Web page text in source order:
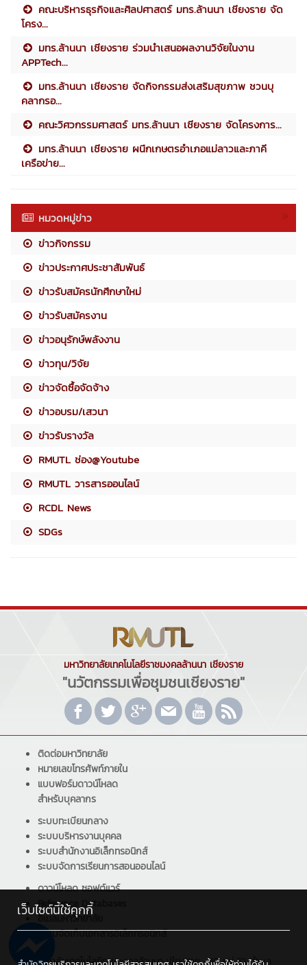
คณะบริหารธุรกิจและศิลปศาสตร์ มทร.ล้านนา เชียงราย จัด
โครง...
มทร.ล้านนา เชียงราย ร่วมนำเสนอผลงานวิจัยในงาน
APPTech...
มทร.ล้านนา เชียงราย จัดกิจกรรมส่งเสริมสุขภาพ ชวนบุ
คลากรอ...
คณะวิศวกรรมศาสตร์ มทร.ล้านนา เชียงราย จัดโครงการ...
มทร.ล้านนา เชียงราย ผนึกเกษตรอำเภอแม่ลาวและภาคี
เครือข่าย...
หมวดหมู่ข่าว
ข่าวกิจกรรม
ข่าวประกาศประชาสัมพันธ์
ข่าวรับสมัครนักศึกษาใหม่
ข่าวรับสมัครงาน
ข่าวอนุรักษ์พลังงาน
ข่าวทุน/วิจัย
ข่าวจัดซื้อจัดจ้าง
ข่าวอบรม/เสวนา
ข่าวรับรางวัล
RMUTL ช่อง@Youtube
RMUTL วารสารออนไลน์
RCDL News
SDGs
มหาวิทยาลัยเทคโนโลยีราชมงคลล้านนา เชียงราย
"นวัตกรรมเพื่อชุมชนเชียงราย"
ติดต่อมหาวิทยาลัย
หมายเลขโทรศัพท์ภายใน
แบบฟอร์มดาวน์โหลด
สำหรับบุคลากร
ระบบทะเบียนกลาง
ระบบบริหารงานบุคคล
ระบบสำนักงานอิเล็กทรอนิกส์
ระบบจัดการเรียนการสอนออนไลน์
ดาวน์โหลด ซอฟต์แวร์
Reference Databases
อีเมลมหาวิทยาลัย
ระบบจัดเก็บเอกสารอิเล็กทรอนิกส์
มหาวิทยาลัยเทคโนโลยีราชมงคลล้านนา เชียงราย : 99 หมู่ 10 ตำบล
เว็บไซต์นี้ใช้คุกกี้